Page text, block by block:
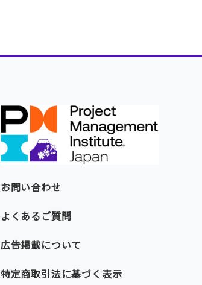
お問い合わせ
よくあるご質問
広告掲載について
特定商取引法に基づく表示